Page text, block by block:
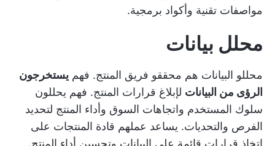
مواصفات تقنية وأكواد برمجية.
محلل بيانات
محللو البيانات هم محققو فريق المنتج. فهم يستخرجون
الرؤى من البيانات لإبلاغ قرارات المنتج. فهم يحللون
سلوك المستخدم واتجاهات السوق وأداء المنتج لتحديد
الفرص والتحديات. يساعد عملهم قادة المنتجات على
اتخاذ قرارات قائمة على البيانات وتحسين أداء المنتج.